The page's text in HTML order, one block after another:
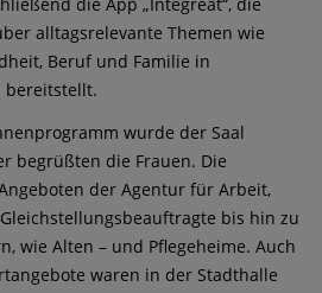
alltagsrelevante Themen wie
Beruf und Familie in
bereitstellt.
wurde der Saal
begrüßten die Frauen. Die
der Agentur für Arbeit,
bis hin zu
wie Alten – und Pflegeheime. Auch
waren in der Stadthalle